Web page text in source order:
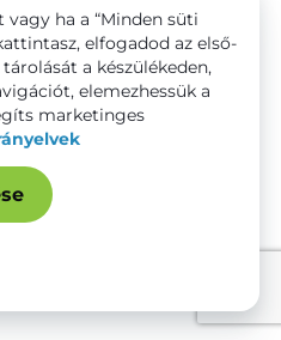
ha a “Minden süti
elfogadod az első-
a készülékeden,
elemezhessük a
marketinges